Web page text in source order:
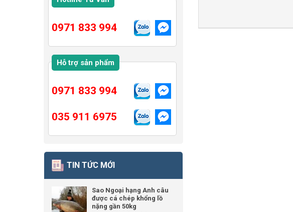
0971 833 994
Hỗ trợ sản phẩm
0971 833 994
035 911 6975
TIN TỨC MỚI
Sao Ngoại hạng Anh câu
được cá chép khổng lồ
nặng gần 50kg